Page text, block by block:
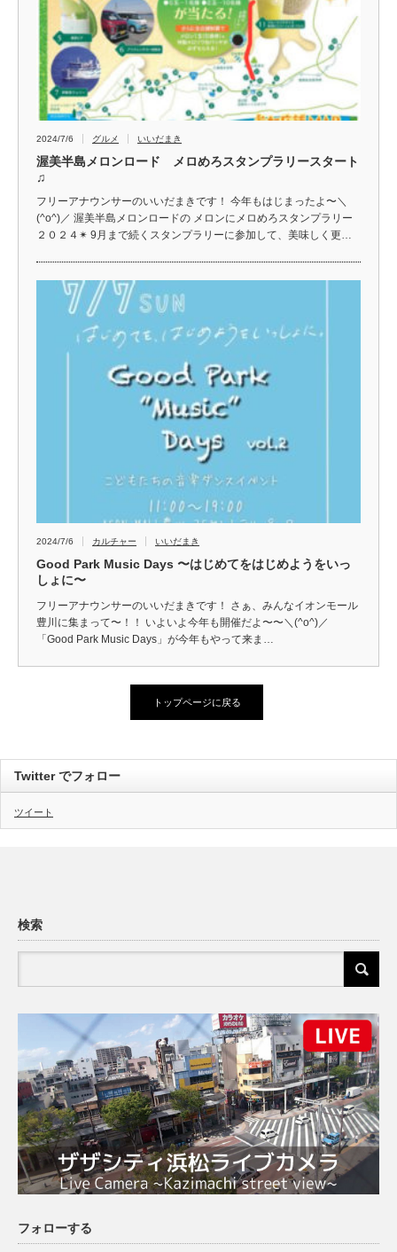
2024/7/6 グルメ いいだまき
渥美半島メロンロード メロめろスタンプラリースタート
♫
フリーアナウンサーのいいだまきです！ 今年もはじまったよ〜＼
(^o^)／ 渥美半島メロンロードの メロンにメロめろスタンプラリー
２０２４✴︎ 9月まで続くスタンプラリーに参加して、美味しく更…
2024/7/6 カルチャー いいだまき
Good Park Music Days 〜はじめてをはじめようをいっ
しょに〜
フリーアナウンサーのいいだまきです！ さぁ、みんなイオンモール
豊川に集まって〜！！ いよいよ今年も開催だよ〜〜＼(^o^)／
「Good Park Music Days」が今年もやって来ま…
トップページに戻る
Twitter でフォロー
ツイート
検索
フォローする